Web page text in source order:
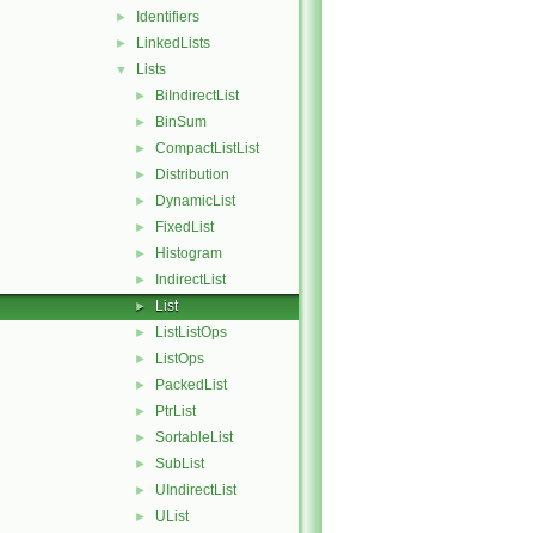
► Identifiers
► LinkedLists
▼ Lists
► BiIndirectList
► BinSum
► CompactListList
► Distribution
► DynamicList
► FixedList
► Histogram
► IndirectList
► List
► ListListOps
► ListOps
► PackedList
► PtrList
► SortableList
► SubList
► UIndirectList
► UList